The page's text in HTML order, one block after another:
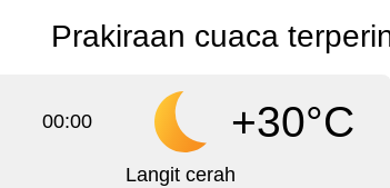
Prakiraan cuaca
00:00 +30°C
Langit cerah